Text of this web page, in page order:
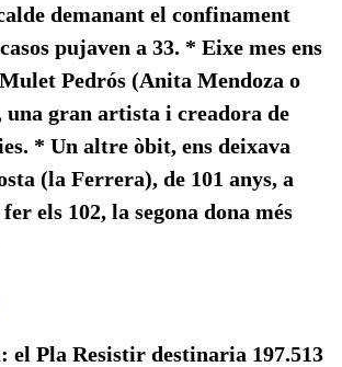
demanant el confinament
pujaven a 33. * Eixe mes ens
Pedrós (Anita Mendoza o
una gran artista i creadora de
* Un altre òbit, ens deixava
(la Ferrera), de 101 anys, a
els 102, la segona dona més
el Pla Resistir destinaria 197.513